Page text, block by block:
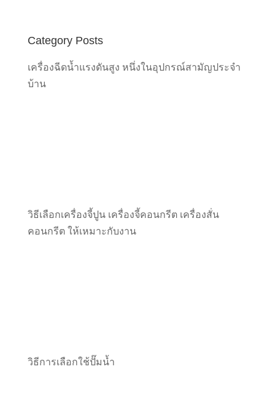
Category Posts
เครื่องฉีดน้ำแรงดันสูง หนึ่งในอุปกรณ์สามัญประจำ
บ้าน
วิธีเลือกเครื่องจี้ปูน เครื่องจี้คอนกรีต เครื่องสั่น
คอนกรีต ให้เหมาะกับงาน
วิธีการเลือกใช้ปั๊มน้ำ